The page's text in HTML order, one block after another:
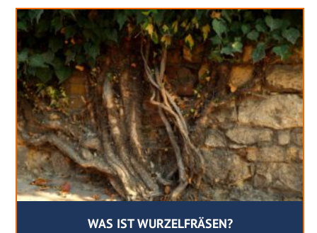
WAS IST WURZELFRÄSEN?